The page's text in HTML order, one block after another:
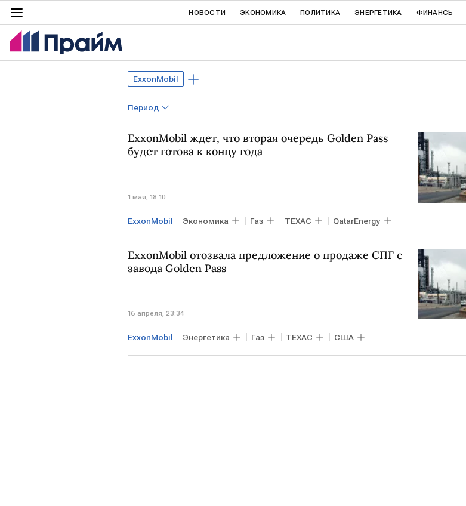
НОВОСТИ ЭКОНОМИКА ПОЛИТИКА ЭНЕРГЕТИКА ФИНАНСЫ
ExxonMobil
Период
ExxonMobil ждет, что вторая очередь Golden Pass
будет готова к концу года
1 мая, 18:10
ExxonMobil Экономика Газ ТЕХАС QatarEnergy
ExxonMobil отозвала предложение о продаже СПГ с
завода Golden Pass
16 апреля, 23:34
ExxonMobil Энергетика Газ ТЕХАС США